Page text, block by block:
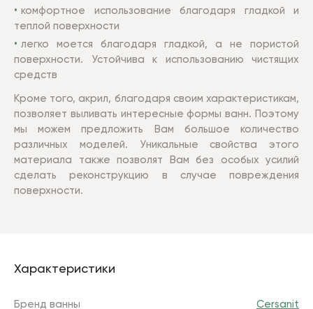
комфортное использование благодаря гладкой и
теплой поверхности
легко моется благодаря гладкой, а не пористой
поверхности. Устойчива к использованию чистящих
средств
Кроме того, акрил, благодаря своим характеристикам,
позволяет выливать интересные формы ванн. Поэтому
мы можем предложить Вам большое количество
различных моделей. Уникальные свойства этого
материала также позволят Вам без особых усилий
сделать реконструкцию в случае повреждения
поверхности.
Характеристики
Бренд ванны Cersanit